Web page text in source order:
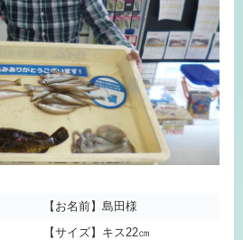
【お名前】島田様
【サイズ】キス22㎝